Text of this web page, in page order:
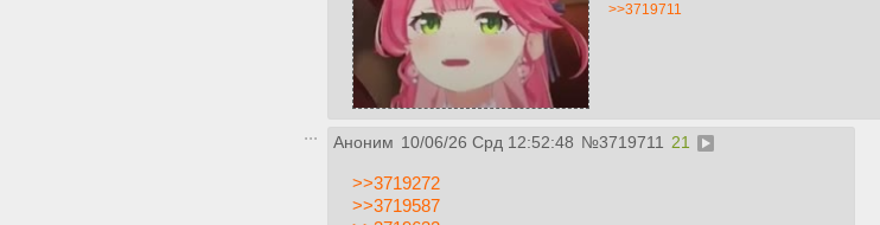
>>3719711
Аноним 10/06/26 Срд 12:52:48 №3719711 21
>>3719272
>>3719587